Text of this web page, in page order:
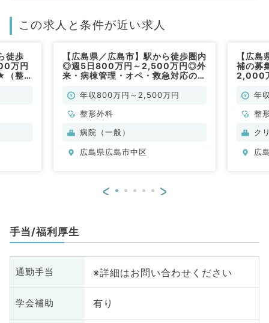
この求人と条件が近い求人
徒歩
万円
（整
【広島県／広島市】駅から徒歩圏内
◎週5日800万円～2,500万円◎外
来・病棟管理・オペ・救急対応のお
年収800万円～2,500万円
整形外科
病院（一般）
広島県広島市中区
【広
補の募
2,000
年
整
ク
広
< >
手当/福利厚生
通勤手当 ※詳細はお問い合わせください
学会補助 有り